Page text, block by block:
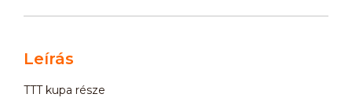
Leírás
TTT kupa része